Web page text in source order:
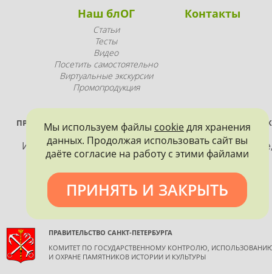
Наш блОГ
Статьи
Тесты
Видео
Посетить самостоятельно
Виртуальные экскурсии
Промопродукция
Контакты
ПРОЕКТ РЕАЛИЗУЕТСЯ ПРИ ПОДДЕРЖКЕ ПРАВИТЕЛЬСТВА
ПЕТЕРБУРГА
Использование материалов, размещенных на
допускается только с согласия правообладателя и
обязательной ссылкой на источник информации.
ПРАВИТЕЛЬСТВО САНКТ-ПЕТЕРБУРГА
КОМИТЕТ ПО ГОСУДАРСТВЕННОМУ КОНТРОЛЮ,
И ОХРАНЕ ПАМЯТНИКОВ ИСТОРИИ И КУЛЬТУРЫ
Мы используем файлы cookieдля хранения
данных. Продолжая использовать сайт вы
даёте согласие на работу с этими файлами
ПРИНЯТЬ И ЗАКРЫТЬ